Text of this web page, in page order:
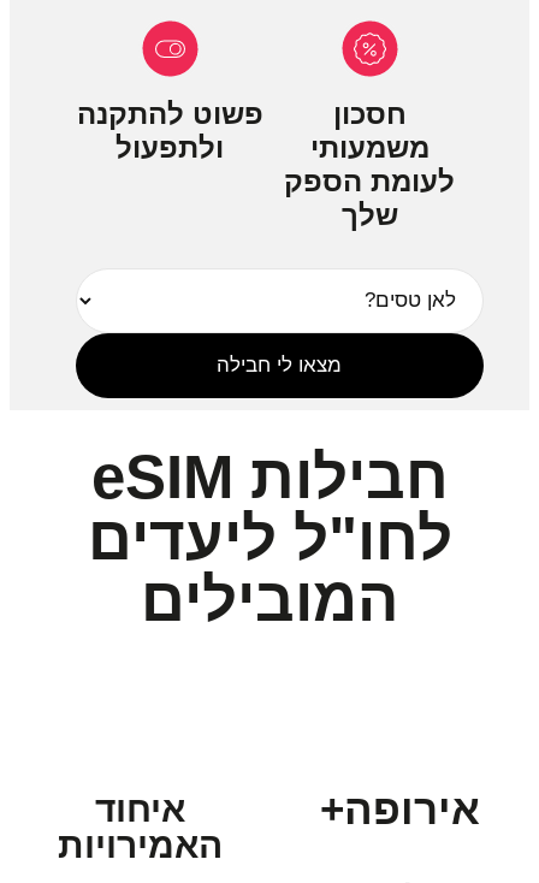
חסכון
משמעותי
לעומת הספק
שלך
פשוט להתקנה
ולתפעול
מצאו לי חבילה
חבילות eSIM
לחו"ל ליעדים
המובילים
אירופה+
איחוד
האמירויות